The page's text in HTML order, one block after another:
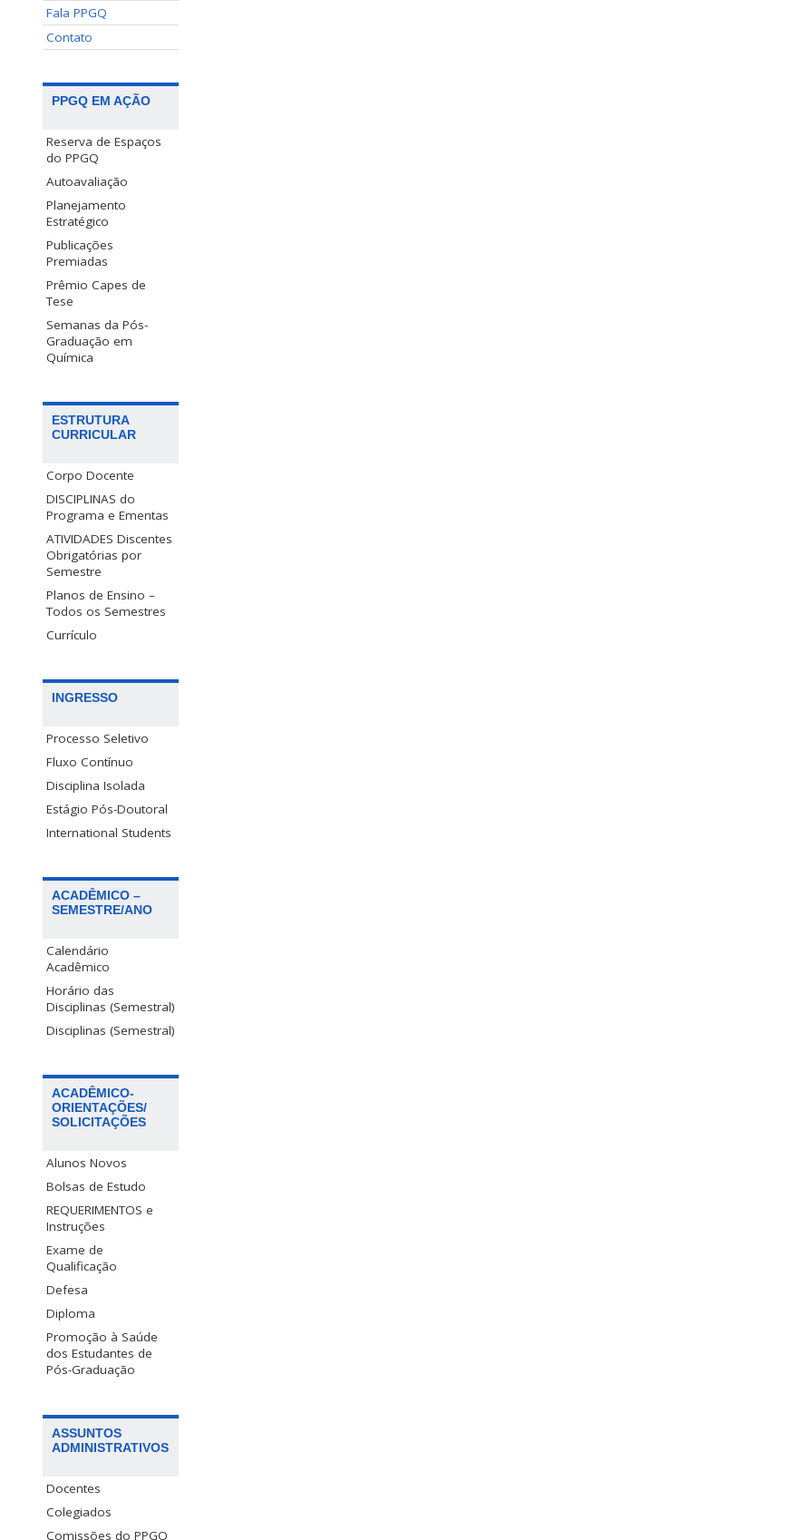
Fala PPGQ
Contato
PPGQ EM AÇÃO
Reserva de Espaços
do PPGQ
Autoavaliação
Planejamento
Estratégico
Publicações
Premiadas
Prêmio Capes de
Tese
Semanas da Pós-
Graduação em
Química
ESTRUTURA
CURRICULAR
Corpo Docente
DISCIPLINAS do
Programa e Ementas
ATIVIDADES Discentes
Obrigatórias por
Semestre
Planos de Ensino –
Todos os Semestres
Currículo
INGRESSO
Processo Seletivo
Fluxo Contínuo
Disciplina Isolada
Estágio Pós-Doutoral
International Students
ACADÊMICO –
SEMESTRE/ANO
Calendário
Acadêmico
Horário das
Disciplinas (Semestral)
Disciplinas (Semestral)
ACADÊMICO-
ORIENTAÇÕES/
SOLICITAÇÕES
Alunos Novos
Bolsas de Estudo
REQUERIMENTOS e
Instruções
Exame de
Qualificação
Defesa
Diploma
Promoção à Saúde
dos Estudantes de
Pós-Graduação
ASSUNTOS
ADMINISTRATIVOS
Docentes
Colegiados
Comissões do PPGQ